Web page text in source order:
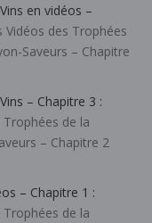
en vidéos –
Vidéos des Trophées
Saveurs – Chapitre
– Chapitre 3 :
Trophées de la
– Chapitre 2
– Chapitre 1 :
Trophées de la